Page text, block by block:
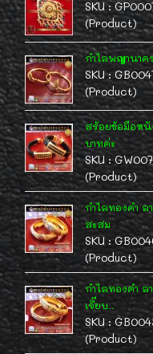
SKU :
(Product)
กำไลพญานาค
SKU :
(Product)
สร้อยข้อมือห
บาทค่ะ
SKU :
(Product)
กำไลทองคำ ล
สะสม
SKU :
(Product)
กำไลทองคำ
เจี๊ยบ..
SKU :
(Product)